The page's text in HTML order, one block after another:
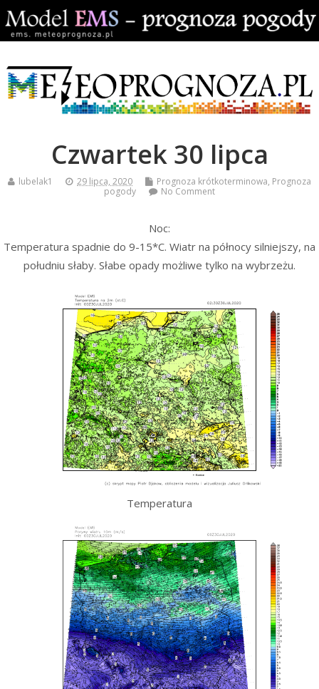
Czwartek 30 lipca
lubelak1 29 lipca, 2020 Prognoza krótkoterminowa, Prognoza
pogody
No Comment
Noc:
Temperatura spadnie do 9-15*C. Wiatr na północy silniejszy, na
południu słaby. Słabe opady możliwe tylko na wybrzeżu.
Temperatura